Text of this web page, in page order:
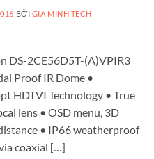
BỞI GIA MINH TECH
DS-2CE56D5T-(A)VPIR3
Proof IR Dome •
HDTVI Technology • True
lens • OSD menu, 3D
• IP66 weatherproof
coaxial […]